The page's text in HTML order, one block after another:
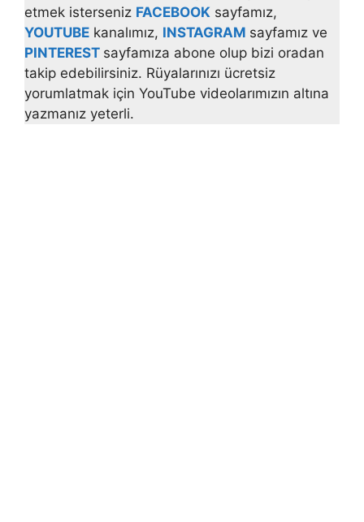
etmek isterseniz FACEBOOK sayfamız,
YOUTUBE kanalımız, INSTAGRAM sayfamız ve
PINTEREST sayfamıza abone olup bizi oradan
takip edebilirsiniz. Rüyalarınızı ücretsiz
yorumlatmak için YouTube videolarımızın altına
yazmanız yeterli.